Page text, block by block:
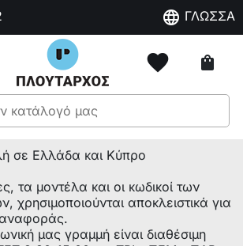
language ΓΛΩΣΣΑ
favorite shopping_bag
σε Ελλάδα και Κύπρο
τα μοντέλα και οι κωδικοί των
χρησιμοποιούνται αποκλειστικά για
μας γραμμή είναι διαθέσιμη